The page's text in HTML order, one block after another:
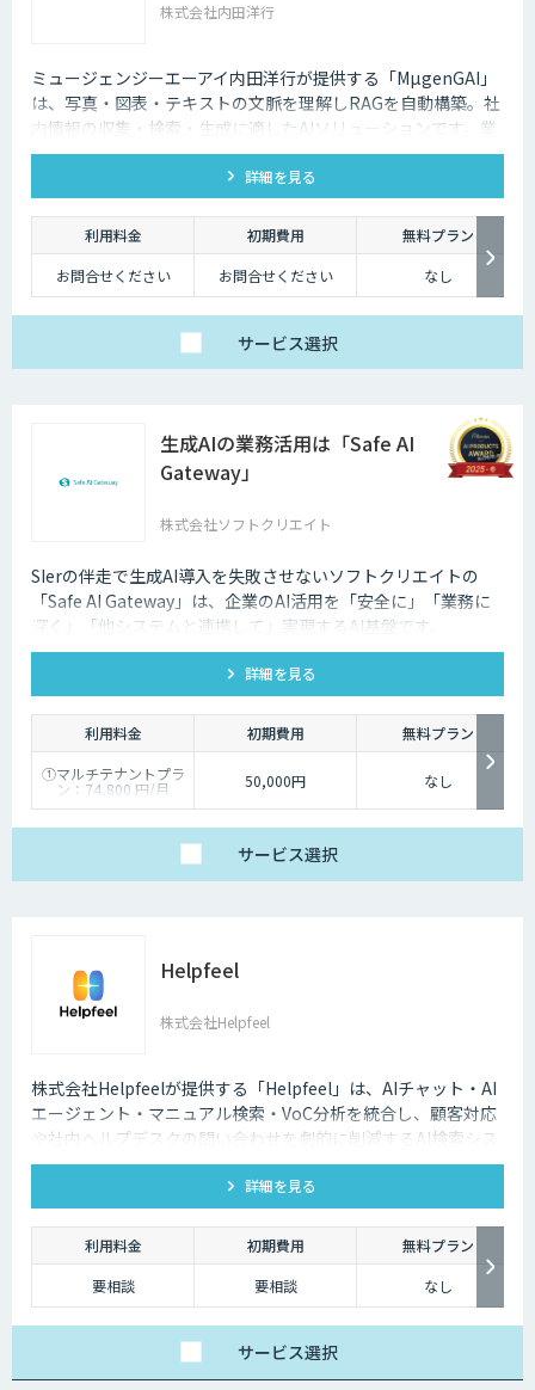
株式会社内田洋行
ミュージェンジーエーアイ内田洋行が提供する「MµgenGAI」
は、写真・図表・テキストの文脈を理解しRAGを自動構築。社
内情報の収集・検索・生成に適したAIソリューションです。業
種を問わず業務効率とナレッジ活用を支援します。
詳細を見る
利用料金 初期費用
無料プラン
お問合せください
お問合せください なし
サービス選択
生成AIの業務活用は「Safe AI
Gateway」
株式会社ソフトクリエイト
SIerの伴走で生成AI導入を失敗させないソフトクリエイトの
「Safe AI Gateway」は、企業のAI活用を「安全に」「業務に
深く」「他システムと連携して」実現するAI基盤です。
kintone・Salesforce連携にも対応します。
詳細を見る
利用料金 初期費用
無料プラン
①マルチテナントプラ
ン：74,800 円/月
②スタータープラン：
149,800円/月
50,000円 なし
サービス選択
Helpfeel
株式会社Helpfeel
株式会社Helpfeelが提供する「Helpfeel」は、AIチャット・AI
エージェント・マニュアル検索・VoC分析を統合し、顧客対応
や社内ヘルプデスクの問い合わせを劇的に削減するAI検索シス
テムです。特許技術と手厚い伴走支援で、誰でも即座に答えを
詳細を見る
利用料金 初期費用
無料プラン
要相談
要相談 なし
サービス選択